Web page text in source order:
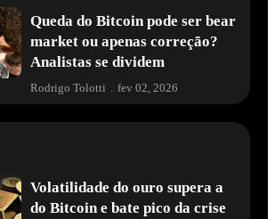
Queda do Bitcoin pode ser bear
market ou apenas correção?
Analistas se dividem
Rodrigo Tolotti fev 02, 2026
Volatilidade do ouro supera a
do Bitcoin e bate pico da crise